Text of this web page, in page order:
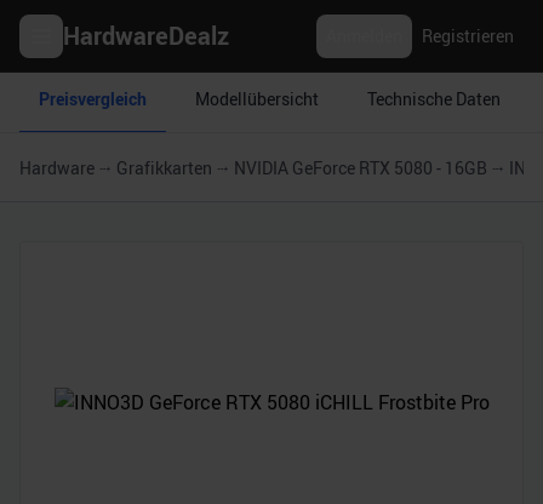
HardwareDealz Registrieren
Preisvergleich Modellübersicht Technische Daten
Hardware Grafikkarten NVIDIA GeForce RTX 5080 - 16GB